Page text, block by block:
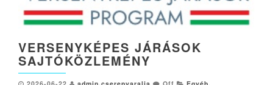
VERSENYKÉPES JÁRÁSOK
SAJTÓKÖZLEMÉNY